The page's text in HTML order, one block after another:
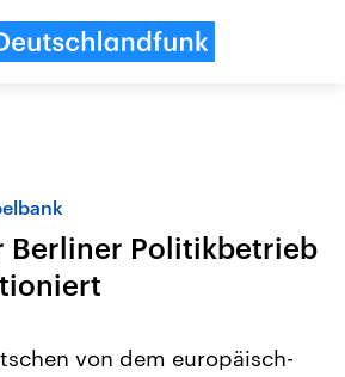
Berliner Politikbetrieb
von dem europäisch-